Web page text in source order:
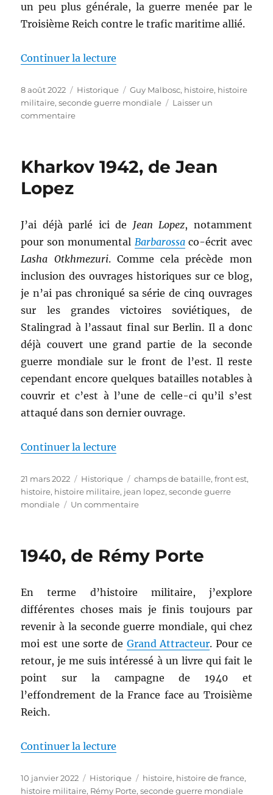
un peu plus générale, la guerre menée par le
Troisième Reich contre le trafic maritime allié.
Continuer la lecture
Publié
le
8 août 2022 Catégories
Historique Étiquettes
Guy Malbosc, histoire, histoire
militaire,seconde guerre mondiale
Laisser un
commentairesur
l’Atlantique,
Kharkov 1942, de Jean
Lopez
J’ai déjà parlé ici de Jean Lopez, notamment
pour son monumental Barbarossaco-écrit avec
Lasha Otkhmezuri. Comme cela précède mon
inclusion des ouvrages historiques sur ce blog,
je n’ai pas chroniqué sa série de cinq ouvrages
sur les grandes victoires soviétiques, de
Stalingrad à l’assaut final sur Berlin. Il a donc
déjà couvert une grand partie de la seconde
guerre mondiale sur le front de l’est. Il reste
cependant encore quelques batailles notables à
couvrir et c’est à l’une de celle-ci qu’il s’est
attaqué dans son dernier ouvrage.
Continuer la lecture
Publié
le
21 mars 2022 Catégories
Historique Étiquettes
champs de bataille,front est,
histoire, histoire militaire, jean lopez,seconde guerre
mondiale
Un commentairesur
Jean
Lopez
1940, de Rémy Porte
En terme d’histoire militaire, j’explore
différentes choses mais je finis toujours par
revenir à la seconde guerre mondiale, qui chez
moi est une sorte de Grand Attracteur. Pour ce
retour, je me suis intéressé à un livre qui fait le
point sur la campagne de 1940 et
l’effondrement de la France face au Troisième
Reich.
Continuer la lecture
Publié
le
10 janvier 2022 Catégories
Historique Étiquettes
histoire, histoire de france,
histoire militaire, Rémy Porte,seconde guerre mondiale